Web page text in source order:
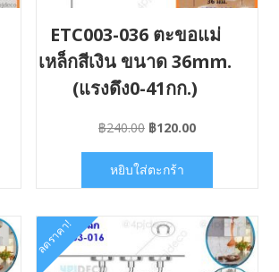
ETC003-036 ตะขอแม่
เหล็กสีเงิน ขนาด 36mm.
(แรงดึง0-41กก.)
฿240.00 Original
was:
฿120.00Current
หยิบใส่ตะกร้า
ลดราคา!